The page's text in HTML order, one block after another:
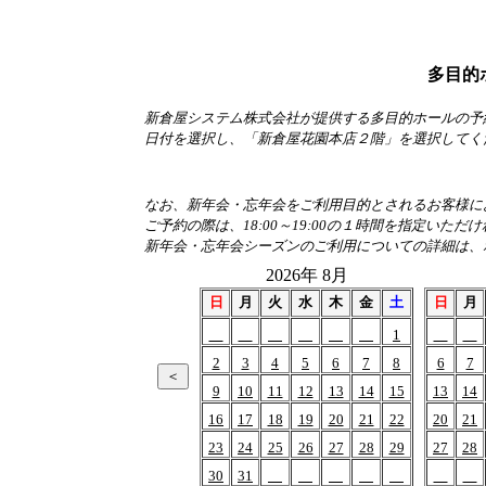
多目的
新倉屋システム株式会社が提供する多目的ホールの
日付を選択し、「新倉屋花園本店２階」を選択して
なお、新年会・忘年会をご利用目的とされるお客様
ご予約の際は、18:00～19:00の１時間を指定いただ
新年会・忘年会シーズンのご利用についての詳細は
2026年 8月
日 月 火 水 木 金
土
1
2
3 4 5 6 7
8
9
10 11 12 13 14
15
16
17 18 19 20 21
22
23
24 25 26 27 28
29
30
31
日 月
6
7
13
14
20
21
27
28